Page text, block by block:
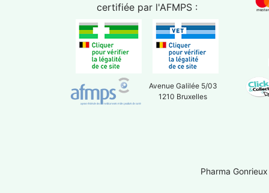
certifiée par l'AFMPS:
Avenue Galilée 5/03
1210 Bruxelles
Pharma